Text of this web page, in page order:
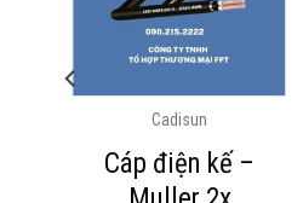
Cadisun
Cáp điện kế –